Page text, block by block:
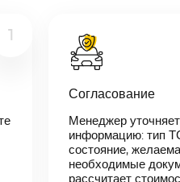
1
Согласование
Менеджер уточняет
информацию: тип
состояние,
необходимые
рассчитает